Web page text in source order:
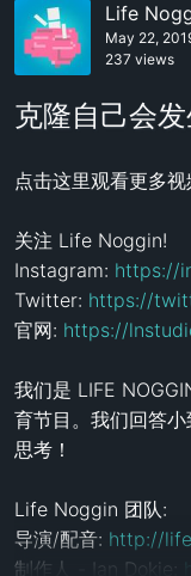
Life
May 22,
237 views
克隆自己会发
点击这里观看更多视
关注 Life Noggin!
Instagram: https://
Twitter: https://
官网: https://
我们是 LIFE
育节目。我们回答
思考！
Life Noggin 团队:
导演/配音: http://
制作人 - Ian Dokie: